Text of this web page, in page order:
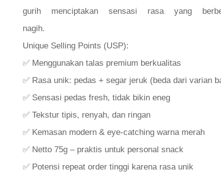
gurih menciptakan sensasi rasa yang
Unique Selling Points (USP):
✅ Menggunakan talas premium berkualitas
✅ Rasa unik: pedas + segar jeruk (beda dari varian
✅ Sensasi pedas fresh, tidak bikin eneg
✅ Tekstur tipis, renyah, dan ringan
✅ Kemasan modern & eye-catching warna merah
✅ Netto 75g – praktis untuk personal snack
✅ Potensi repeat order tinggi karena rasa unik